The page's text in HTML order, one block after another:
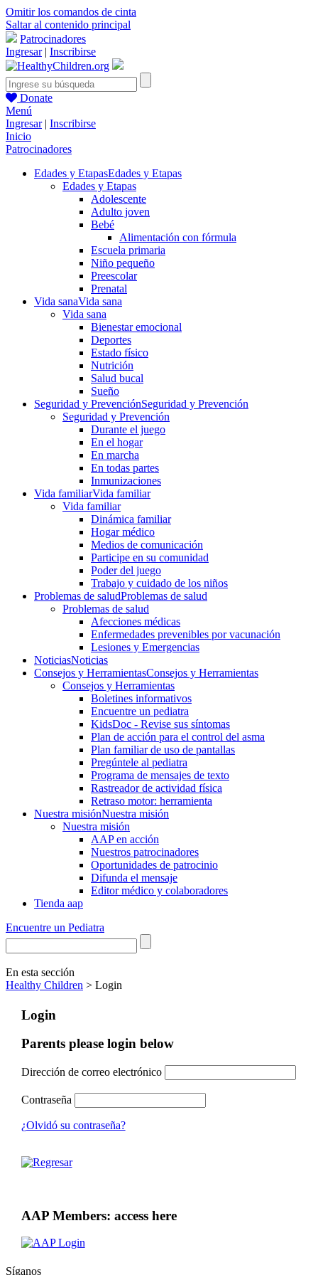
Omitir los comandos de cinta
Saltar al contenido principal
Patrocinadores
Ingresar| Inscribirse
Donate
Menú
Ingresar| Inscribirse
Inicio
Patrocinadores
Edades y EtapasEdades y Etapas
Edades y Etapas
Adolescente
Adulto joven
Bebé
Alimentación con fórmula
Escuela primaria
Niño pequeño
Preescolar
Prenatal
Vida sanaVida sana
Vida sana
Bienestar emocional
Deportes
Estado físico
Nutrición
Salud bucal
Sueño
Seguridad y PrevenciónSeguridad y Prevención
Seguridad y Prevención
Durante el juego
En el hogar
En marcha
En todas partes
Inmunizaciones
Vida familiarVida familiar
Vida familiar
Dinámica familiar
Hogar médico
Medios de comunicación
Participe en su comunidad
Poder del juego
Trabajo y cuidado de los niños
Problemas de saludProblemas de salud
Problemas de salud
Afecciones médicas
Enfermedades prevenibles por vacunación
Lesiones y Emergencias
NoticiasNoticias
Consejos y HerramientasConsejos y Herramientas
Consejos y Herramientas
Boletines informativos
Encuentre un pediatra
KidsDoc - Revise sus síntomas
Plan de acción para el control del asma
Plan familiar de uso de pantallas
Pregúntele al pediatra
Programa de mensajes de texto
Rastre​​ador de activida​d física
Retraso motor: herramienta
Nuestra misiónNuestra misión
Nuestra misión
AAP en acción
Nuestros patrocinadores
Oportunidades de patrocinio
Difunda el mensaje
Editor médico y colaboradores
Tienda aap
Encuentre un Pediatra
En esta sección
Healthy Children > Login
Login
Parents please login below
Dirección de correo electrónico
Contraseña
¿Olvidó su contraseña?
AAP Members: access here
Síganos